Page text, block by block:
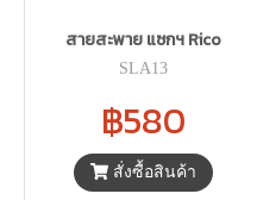
สายสะพาย แซกฯ Rico
SLA13
฿580
สั่งซื้อสินค้า